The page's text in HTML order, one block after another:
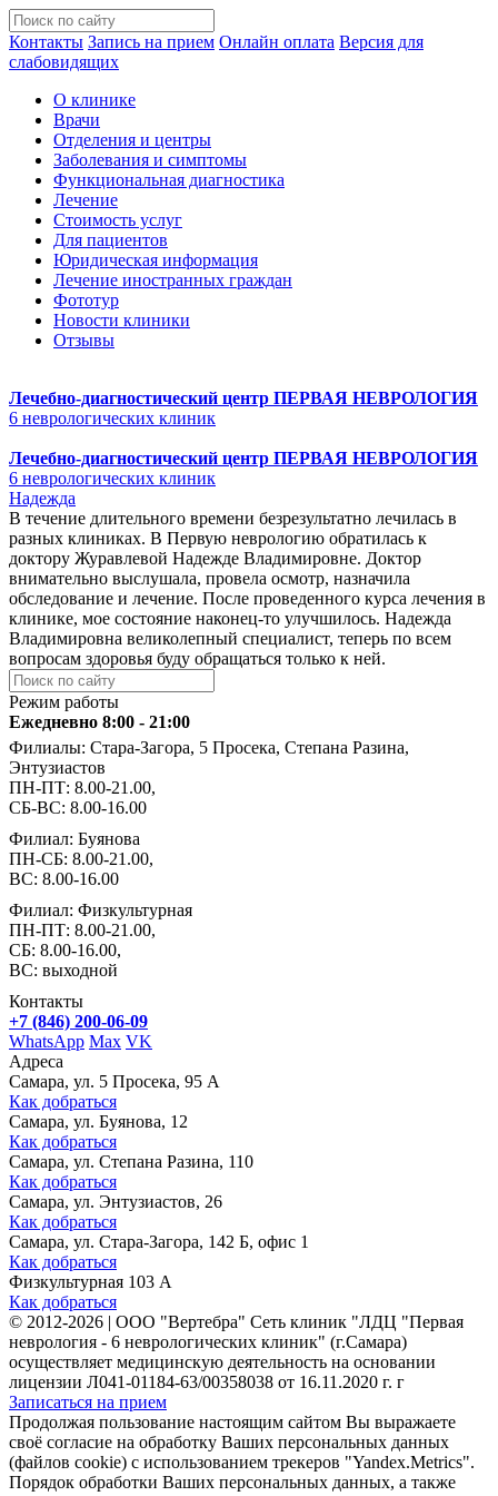
Контакты Запись на прием Онлайн оплата Версия для
слабовидящих
О клинике
Врачи
Отделения и центры
Заболевания и симптомы
Функциональная диагностика
Лечение
Стоимость услуг
Для пациентов
Юридическая информация
Лечение иностранных граждан
Фототур
Новости клиники
Отзывы
Лечебно-диагностический центр ПЕРВАЯ НЕВРОЛОГИЯ
6 неврологических клиник
Лечебно-диагностический центр ПЕРВАЯ НЕВРОЛОГИЯ
6 неврологических клиник
Надежда
В течение длительного времени безрезультатно лечилась в
разных клиниках. В Первую неврологию обратилась к
доктору Журавлевой Надежде Владимировне. Доктор
внимательно выслушала, провела осмотр, назначила
обследование и лечение. После проведенного курса лечения в
клинике, мое состояние наконец-то улучшилось. Надежда
Владимировна великолепный специалист, теперь по всем
вопросам здоровья буду обращаться только к ней.
Режим работы
Ежедневно 8:00 - 21:00
Филиалы: Стара-Загора, 5 Просека, Степана Разина,
Энтузиастов
ПН-ПТ: 8.00-21.00,
СБ-ВС: 8.00-16.00
Филиал: Буянова
ПН-СБ: 8.00-21.00,
ВС: 8.00-16.00
Филиал: Физкультурная
ПН-ПТ: 8.00-21.00,
СБ: 8.00-16.00,
ВС: выходной
Контакты
+7 (846) 200-06-09
WhatsApp Max VK
Адреса
Самара, ул. 5 Просека, 95 А
Как добраться
Самара, ул. Буянова, 12
Как добраться
Самара, ул. Степана Разина, 110
Как добраться
Самара, ул. Энтузиастов, 26
Как добраться
Самара, ул. Стара-Загора, 142 Б, офис 1
Как добраться
Физкультурная 103 А
Как добраться
© 2012-2026 | ООО "Вертебра" Сеть клиник "ЛДЦ "Первая
неврология - 6 неврологических клиник" (г.Самара)
осуществляет медицинскую деятельность на основании
лицензии Л041-01184-63/00358038 от 16.11.2020 г. г
Записаться на прием
Продолжая пользование настоящим сайтом Вы выражаете
своё согласие на обработку Ваших персональных данных
(файлов cookie) с использованием трекеров "Yandex.Metrics".
Порядок обработки Ваших персональных данных, а также